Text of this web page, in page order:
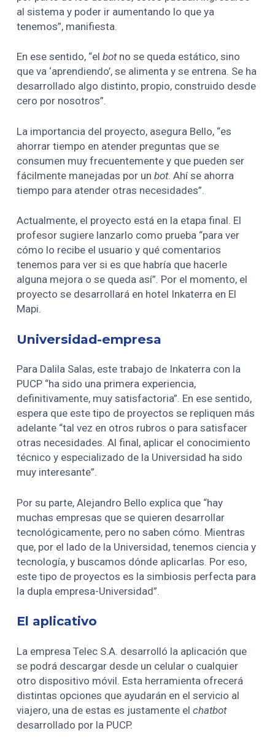
al sistema y poder ir aumentando lo que ya
tenemos”, manifiesta.
En ese sentido, “elbotno se queda estático, sino
que va ‘aprendiendo’, se alimenta y se entrena. Se ha
desarrollado algo distinto, propio, construido desde
cero por nosotros”.
La importancia del proyecto, asegura Bello, “es
ahorrar tiempo en atender preguntas que se
consumen muy frecuentemente y que pueden ser
fácilmente manejadas por unbot. Ahí se ahorra
tiempo para atender otras necesidades”.
Actualmente, el proyecto está en la etapa final. El
profesor sugiere lanzarlo como prueba “para ver
cómo lo recibe el usuario y qué comentarios
tenemos para ver si es que habría que hacerle
alguna mejora o se queda así”. Por el momento, el
proyecto se desarrollará en hotel Inkaterra en El
Mapi.
Universidad-empresa
Para Dalila Salas, este trabajo de Inkaterra con la
PUCP “ha sido una primera experiencia,
definitivamente, muy satisfactoria”. En ese sentido,
espera que este tipo de proyectos se repliquen más
adelante “tal vez en otros rubros o para satisfacer
otras necesidades. Al final, aplicar el conocimiento
técnico y especializado de la Universidad ha sido
muy interesante”.
Por su parte, Alejandro Bello explica que “hay
muchas empresas que se quieren desarrollar
tecnológicamente, pero no saben cómo. Mientras
que, por el lado de la Universidad, tenemos ciencia y
tecnología, y buscamos dónde aplicarlas. Por eso,
este tipo de proyectos es la simbiosis perfecta para
la dupla empresa-Universidad”.
El aplicativo
La empresa Telec S.A. desarrolló la aplicación que
se podrá descargar desde un celular o cualquier
otro dispositivo móvil. Esta herramienta ofrecerá
distintas opciones que ayudarán en el servicio al
viajero, una de estas es justamente elchatbot
desarrollado por la PUCP.